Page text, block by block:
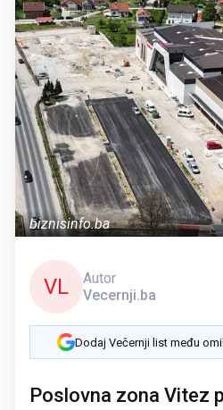
biznisinfo.ba
VL
Autor
Vecernji.ba
Dodaj Večernji list među
Poslovna zona Vitez